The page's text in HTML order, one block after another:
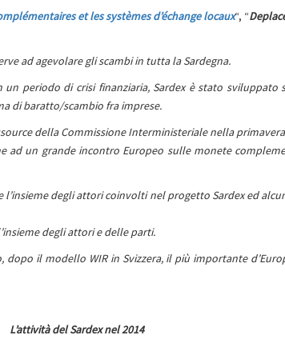
et les systèmes d’échange locaux“, “
ad agevolare gli scambi in tutta la Sardegna.
un periodo di crisi finanziaria, Sardex è stato
di baratto/scambio fra imprese.
della Commissione Interministeriale nella
ad un grande incontro Europeo sulle monete
degli attori coinvolti nel progetto Sardex ed
degli attori e delle parti.
dopo il modello WIR in Svizzera, il più importante
L’attività del Sardex nel 2014